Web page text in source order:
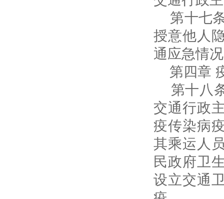
第十七
授意他人
通应急情
第四章
第十八
交通行政
疫传染病
其乘运人
民政府卫
设立交通